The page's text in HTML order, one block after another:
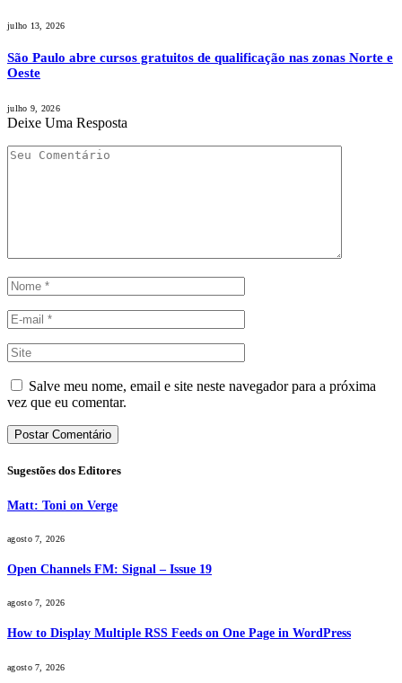
julho 13, 2026
São Paulo abre cursos gratuitos de qualificação nas zonas Norte e
Oeste
julho 9, 2026
Deixe Uma Resposta
Salve meu nome, email e site neste navegador para a próxima
vez que eu comentar.
Sugestões dos Editores
Matt: Toni on Verge
agosto 7, 2026
Open Channels FM: Signal – Issue 19
agosto 7, 2026
How to Display Multiple RSS Feeds on One Page in WordPress
agosto 7, 2026